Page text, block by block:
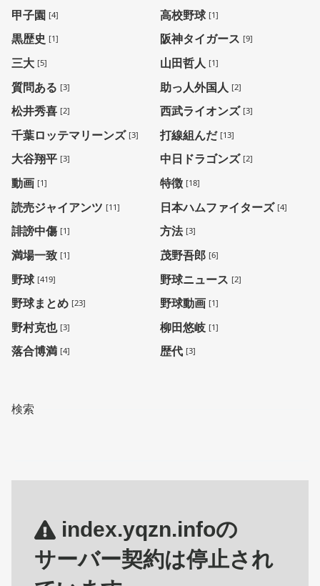
甲子園 [4] 高校野球 [1]
黒歴史 [1] 阪神タイガース [9]
三大 [5] 山田哲人 [1]
質問ある [3] 助っ人外国人 [2]
松井秀喜 [2] 西武ライオンズ [3]
千葉ロッテマリーンズ [3] 打線組んだ [13]
大谷翔平 [3] 中日ドラゴンズ [2]
動画 [1] 特徴 [18]
読売ジャイアンツ [11] 日本ハムファイターズ [4]
誹謗中傷 [1] 方法 [3]
満場一致 [1] 茂野吾郎 [6]
野球 [419] 野球ニュース [2]
野球まとめ [23] 野球動画 [1]
野村克也 [3] 柳田悠岐 [1]
落合博満 [4] 歴代 [3]
検索